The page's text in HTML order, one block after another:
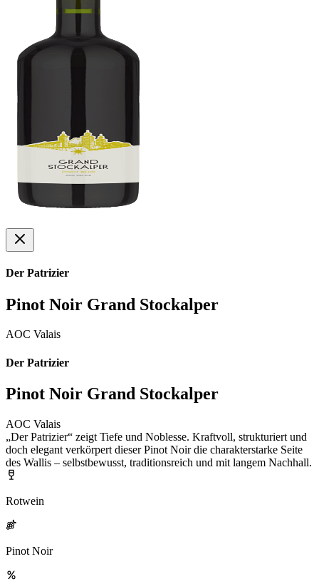
Der Patrizier
Pinot Noir Grand Stockalper
AOC Valais
Der Patrizier
Pinot Noir Grand Stockalper
AOC Valais
„Der Patrizier“ zeigt Tiefe und Noblesse. Kraftvoll, strukturiert und
doch elegant verkörpert dieser Pinot Noir die charakterstarke Seite
des Wallis – selbstbewusst, traditionsreich und mit langem Nachhall.
Rotwein
Pinot Noir